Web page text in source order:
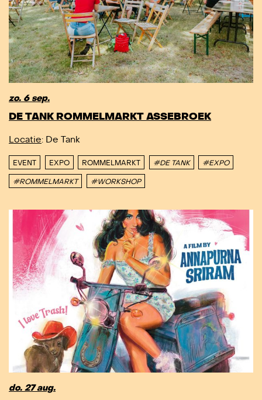
zo. 6 sep.
DE TANK ROMMELMARKT ASSEBROEK
Locatie: De Tank
EVENT EXPO ROMMELMARKT #DE TANK #EXPO
#ROMMELMARKT #WORKSHOP
do. 27 aug.